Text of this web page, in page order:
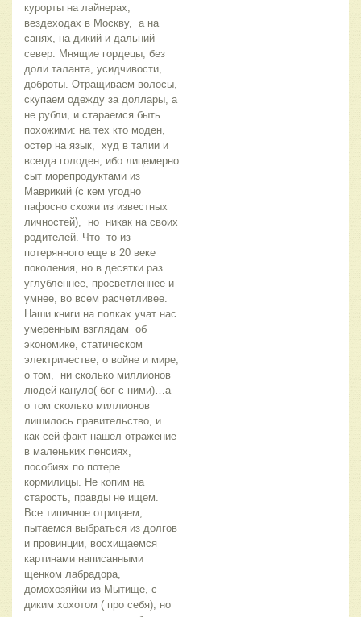
курорты на лайнерах,
вездеходах в Москву, а на
санях, на дикий и дальний
север. Мнящие гордецы, без
доли таланта, усидчивости,
доброты. Отращиваем волосы,
скупаем одежду за доллары, а
не рубли, и стараемся быть
похожими: на тех кто моден,
остер на язык, худ в талии и
всегда голоден, ибо лицемерно
сыт морепродуктами из
Маврикий (с кем угодно
пафосно схожи из известных
личностей), но никак на своих
родителей. Что- то из
потерянного еще в 20 веке
поколения, но в десятки раз
углубленнее, просветленнее и
умнее, во всем расчетливее.
Наши книги на полках учат нас
умеренным взглядам об
экономике, статическом
электричестве, о войне и мире,
о том, ни сколько миллионов
людей кануло( бог с ними)…а
о том сколько миллионов
лишилось правительство, и
как сей факт нашел отражение
в маленьких пенсиях,
пособиях по потере
кормилицы. Не копим на
старость, правды не ищем.
Все типичное отрицаем,
пытаемся выбраться из долгов
и провинции, восхищаемся
картинами написанными
щенком лабрадора,
домохозяйки из Мытище, с
диким хохотом ( про себя), но